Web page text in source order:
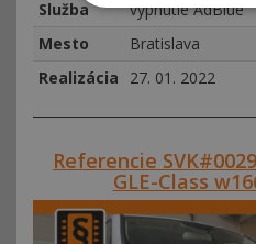
Služba
vypnutie AdBlue
Mesto
Bratislava
Realizácia
27. 01. 2022
Referencie
GLE-Class